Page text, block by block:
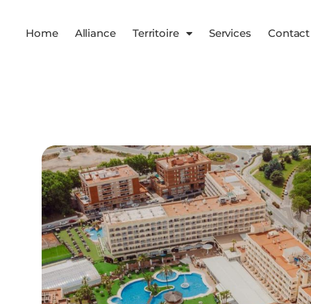
Home Alliance Territoire Services Contact